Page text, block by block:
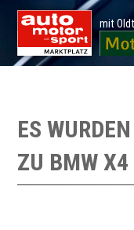
mit
ES
ZU BMW X4